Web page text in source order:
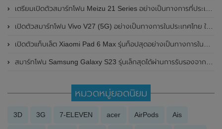
เตรียมเปิดตัวสมาร์ทโฟน Meizu 21 Series อย่างเป็นทางการที่ประเทศจีน ในวันที่ 30 พฤศจิกายน 2023 นี้
เปิดตัวสมาร์ทโฟน Vivo V27 (5G) อย่างเป็นทางการในประเทศไทย ในราคาเริ่มต้นที่ 14,999 บาท
เปิดตัวแท็บเล็ต Xiaomi Pad 6 Max รุ่นท็อปสุดอย่างเป็นทางการในประเทศจีน มาพร้อมหน้าจอแสดงผลขนาดใหญ่ 14 นิ้ว
สมาร์ทโฟน Samsung Galaxy S23 รุ่นเล็กสุดได้ผ่านการรับรองจาก Geekbench แล้ว มาพร้อมชิปเซ็ต Snapdragon 8 Gen 2 ตัวใหม่ล่าสุด
หมวดหมู่ยอดนิยม
3D 3G 7-ELEVEN acer AirPods Ais